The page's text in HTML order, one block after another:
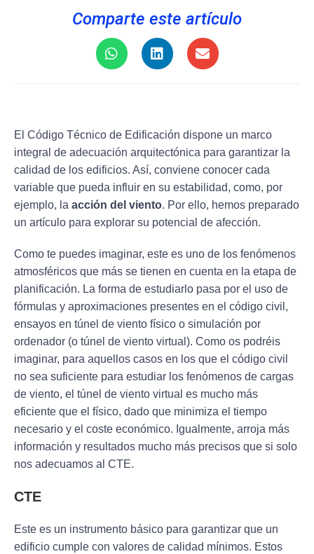
Comparte este artículo
El Código Técnico de Edificación dispone un marco
integral de adecuación arquitectónica para garantizar la
calidad de los edificios. Así, conviene conocer cada
variable que pueda influir en su estabilidad, como, por
ejemplo, la acción del viento. Por ello, hemos preparado
un artículo para explorar su potencial de afección.
Como te puedes imaginar, este es uno de los fenómenos
atmosféricos que más se tienen en cuenta en la etapa de
planificación. La forma de estudiarlo pasa por el uso de
fórmulas y aproximaciones presentes en el código civil,
ensayos en túnel de viento físico o simulación por
ordenador (o túnel de viento virtual). Como os podréis
imaginar, para aquellos casos en los que el código civil
no sea suficiente para estudiar los fenómenos de cargas
de viento, el túnel de viento virtual es mucho más
eficiente que el físico, dado que minimiza el tiempo
necesario y el coste económico. Igualmente, arroja más
información y resultados mucho más precisos que si solo
nos adecuamos al CTE.
CTE
Este es un instrumento básico para garantizar que un
edificio cumple con valores de calidad mínimos. Estos